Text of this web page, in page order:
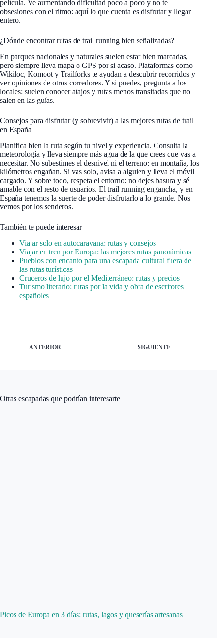
película. Ve aumentando dificultad poco a poco y no te
obsesiones con el ritmo: aquí lo que cuenta es disfrutar y llegar
entero.
¿Dónde encontrar rutas de trail running bien señalizadas?
En parques nacionales y naturales suelen estar bien marcadas,
pero siempre lleva mapa o GPS por si acaso. Plataformas como
Wikiloc, Komoot y Trailforks te ayudan a descubrir recorridos y
ver opiniones de otros corredores. Y si puedes, pregunta a los
locales: suelen conocer atajos y rutas menos transitadas que no
salen en las guías.
Consejos para disfrutar (y sobrevivir) a las mejores rutas de trail
en España
Planifica bien la ruta según tu nivel y experiencia. Consulta la
meteorología y lleva siempre más agua de la que crees que vas a
necesitar. No subestimes el desnivel ni el terreno: en montaña, los
kilómetros engañan. Si vas solo, avisa a alguien y lleva el móvil
cargado. Y sobre todo, respeta el entorno: no dejes basura y sé
amable con el resto de usuarios. El trail running engancha, y en
España tenemos la suerte de poder disfrutarlo a lo grande. Nos
vemos por los senderos.
También te puede interesar
Viajar solo en autocaravana: rutas y consejos
Viajar en tren por Europa: las mejores rutas panorámicas
Pueblos con encanto para una escapada cultural fuera de
las rutas turísticas
Cruceros de lujo por el Mediterráneo: rutas y precios
Turismo literario: rutas por la vida y obra de escritores
españoles
ANTERIOR SIGUIENTE
Otras escapadas que podrían interesarte
Picos de Europa en 3 días: rutas, lagos y queserías artesanas